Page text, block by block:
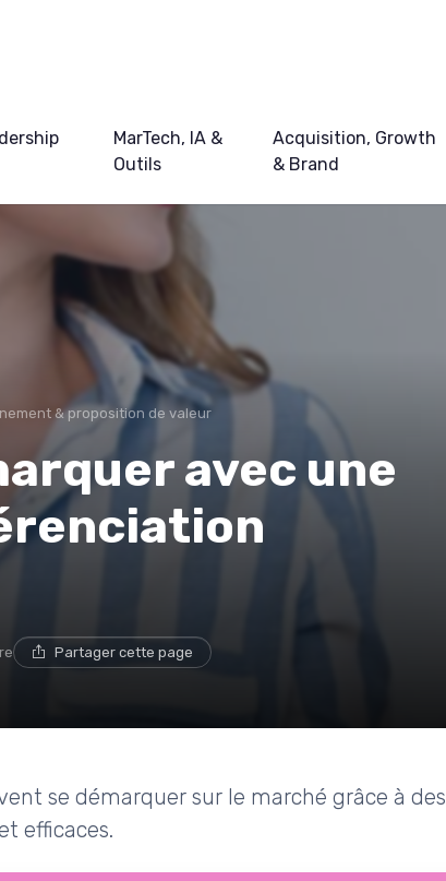
MarTech, IA &
Outils
Acquisition, Growth
& Brand
& proposition de valeur
avec une
Partager cette page
se démarquer sur le marché grâce à des
efficaces.